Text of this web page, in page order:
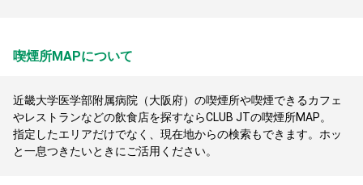
喫煙所MAPについて
近畿大学医学部附属病院（大阪府）の喫煙所や喫煙できるカフェ
やレストランなどの飲食店を探すならCLUB JTの喫煙所MAP。
指定したエリアだけでなく、現在地からの検索もできます。ホッ
と一息つきたいときにご活用ください。